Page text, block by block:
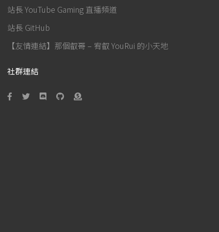
站長 YouTube Gaming 直播頻道
站長 GitHub
【友情連結】那個叡哥 – 宥叡 YouRui 的小天地
社群連結